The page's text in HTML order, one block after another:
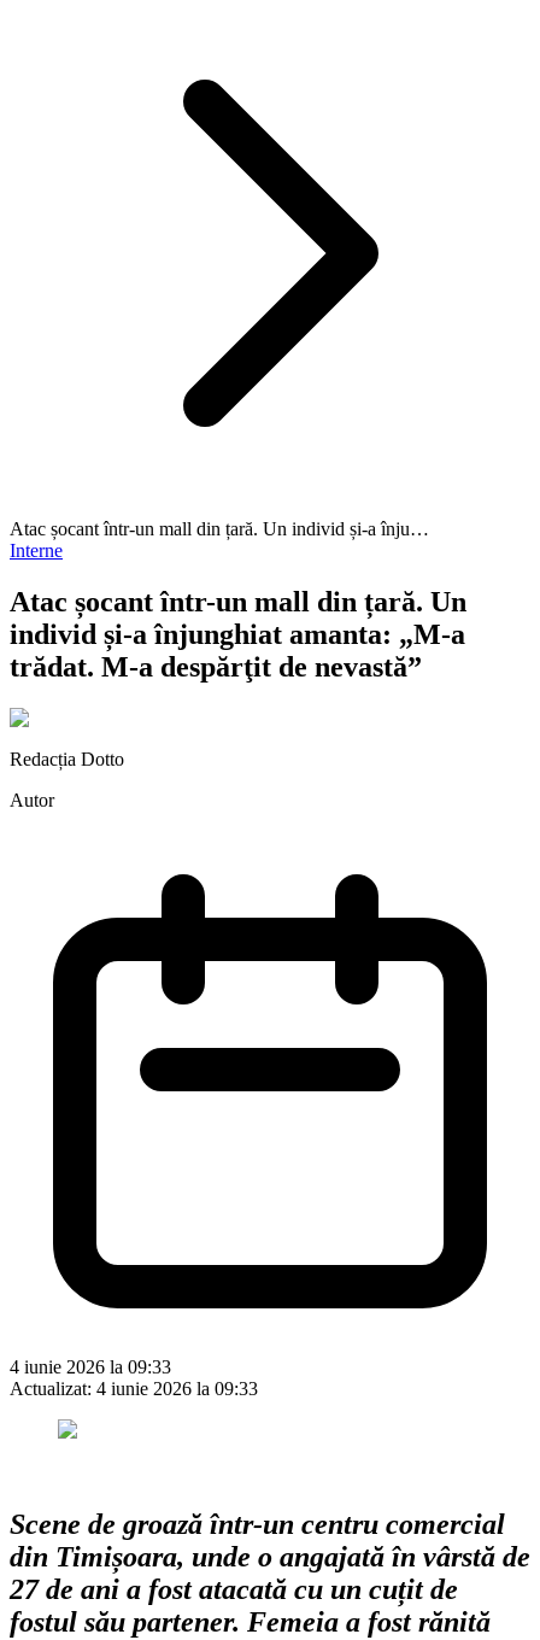
Atac șocant într-un mall din țară. Un individ și-a înju…
Interne
Atac șocant într-un mall din țară. Un
individ și-a înjunghiat amanta: „M-a
trădat. M-a despărţit de nevastă”
Redacția Dotto
Autor
4 iunie 2026 la 09:33
Actualizat: 4 iunie 2026 la 09:33
Scene de groază într-un centru comercial
din Timișoara, unde o angajată în vârstă de
27 de ani a fost atacată cu un cuțit de
fostul său partener. Femeia a fost rănită